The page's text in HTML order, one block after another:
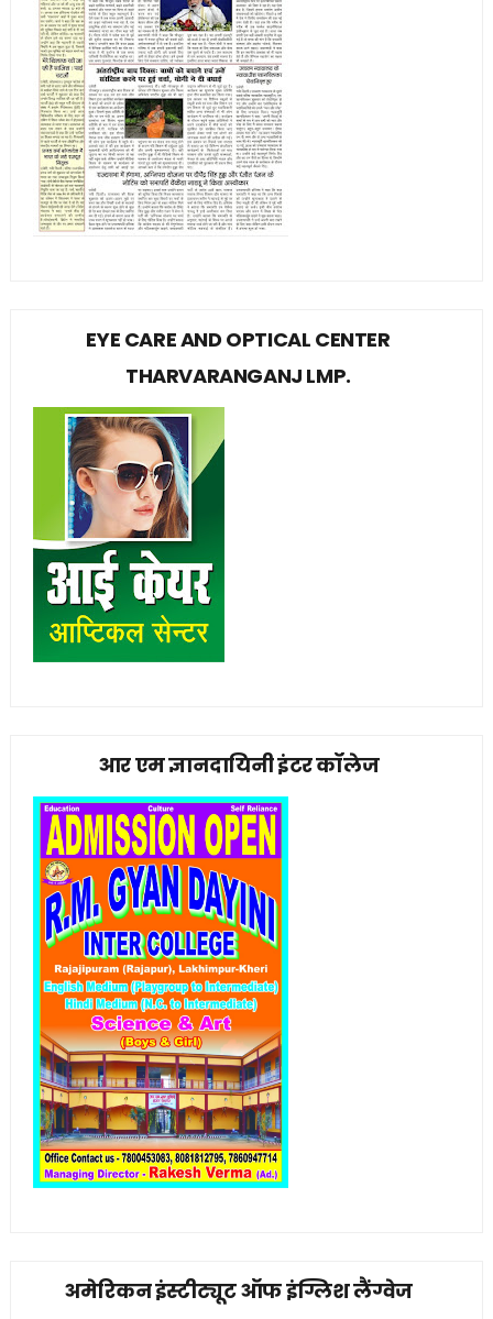
EYE CARE AND OPTICAL CENTER
THARVARANGANJ LMP.
आर एम ज्ञानदायिनी इंटर कॉलेज
अमेरिकन इंस्टीट्यूट ऑफ इंग्लिश लैंग्वेज